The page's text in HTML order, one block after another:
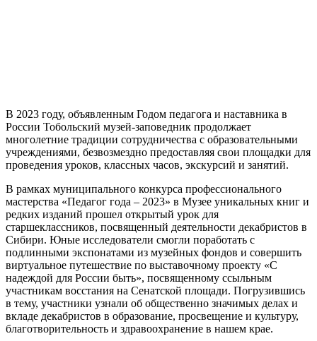
В 2023 году, объявленным Годом педагога и наставника в
России Тобольский музей-заповедник продолжает
многолетние традиции сотрудничества с образовательными
учреждениями, безвозмездно предоставляя свои площадки для
проведения уроков, классных часов, экскурсий и занятий.
В рамках муниципального конкурса профессионального
мастерства «Педагог года – 2023» в Музее уникальных книг и
редких изданий прошел открытый урок для
старшеклассников, посвященный деятельности декабристов в
Сибири. Юные исследователи смогли поработать с
подлинными экспонатами из музейных фондов и совершить
виртуальное путешествие по выставочному проекту «С
надеждой для России быть», посвященному ссыльным
участникам восстания на Сенатской площади. Погрузившись
в тему, участники узнали об общественно значимых делах и
вкладе декабристов в образование, просвещение и культуру,
благотворительность и здравоохранение в нашем крае.